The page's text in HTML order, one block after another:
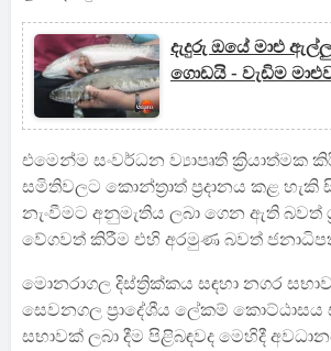
දැදුරු ඔයේ මාළු
ගොඩයි - වැඩිම
එමෙන්ම සංවර්ධන ව්‍යාපෘති ක්‍රියාත්මක
සමිතිවලට කොන්ත්‍රාත් ප්‍රදානය කළ හැකි
නැංවීමට අනුමැතිය ලබා ගෙන ඇති බවත්
වේගවත් කිරීම එහි අරමුණ බවත්
මොනරාගල දිස්ත්‍රික්කය සඳහා නගර
සෙවනගල ප්‍රාදේශීය ලේකම් කොට්ඨාසය
සභාවක් ලබා දීම පිළිබඳවද මෙහිදී